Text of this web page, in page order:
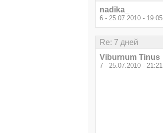
nadika_
6 - 25.07.2010 - 19:05
Re: 7 дней
Viburnum Tinus
7 - 25.07.2010 - 21:21